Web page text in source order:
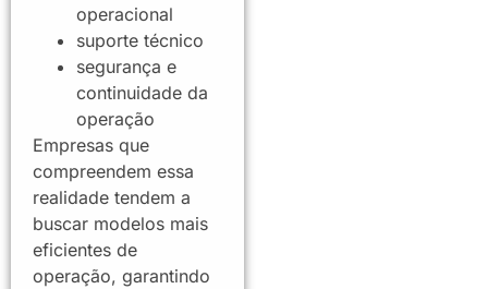
operacional
suporte técnico
segurança e
continuidade da
operação
Empresas que
compreendem essa
realidade tendem a
buscar modelos mais
eficientes de
operação, garantindo